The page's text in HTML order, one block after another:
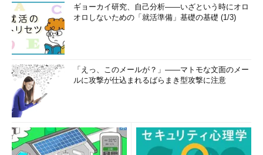
ギョーカイ研究、自己分析――いざという時にオロ
オロしないための「就活準備」基礎の基礎 (1/3)
「えっ、このメールが？」――マトモな文面のメー
ルに攻撃が仕込まれるばらまき型攻撃に注意